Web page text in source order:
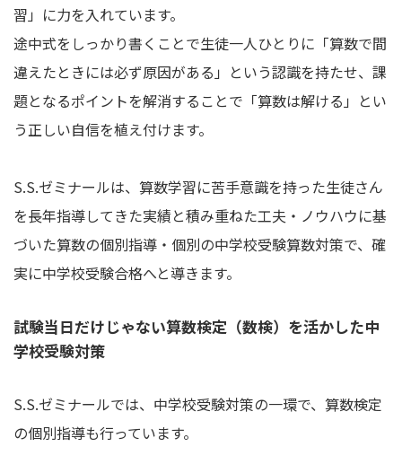
習」に力を入れています。
途中式をしっかり書くことで生徒一人ひとりに「算数で間
違えたときには必ず原因がある」という認識を持たせ、課
題となるポイントを解消することで「算数は解ける」とい
う正しい自信を植え付けます。
S.S.ゼミナールは、算数学習に苦手意識を持った生徒さん
を長年指導してきた実績と積み重ねた工夫・ノウハウに基
づいた算数の個別指導・個別の中学校受験算数対策で、確
実に中学校受験合格へと導きます。
試験当日だけじゃない算数検定（数検）を活かした中
学校受験対策
S.S.ゼミナールでは、中学校受験対策の一環で、算数検定
の個別指導も行っています。